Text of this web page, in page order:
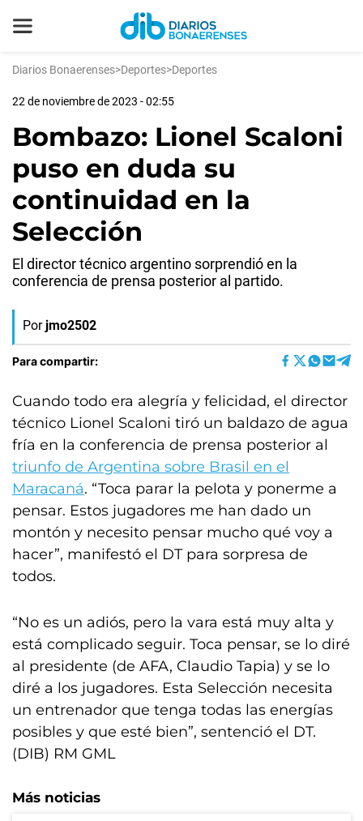
Diarios Bonaerenses>Deportes>Deportes
22 de noviembre de 2023 - 02:55
Bombazo: Lionel Scaloni
puso en duda su
continuidad en la
Selección
El director técnico argentino sorprendió en la
conferencia de prensa posterior al partido.
Por jmo2502
Para compartir:
Cuando todo era alegría y felicidad, el director
técnico Lionel Scaloni tiró un baldazo de agua
fría en la conferencia de prensa posterior al
triunfo de Argentina sobre Brasil en el
Maracaná. “Toca parar la pelota y ponerme a
pensar. Estos jugadores me han dado un
montón y necesito pensar mucho qué voy a
hacer”, manifestó el DT para sorpresa de
todos.
“No es un adiós, pero la vara está muy alta y
está complicado seguir. Toca pensar, se lo diré
al presidente (de AFA, Claudio Tapia) y se lo
diré a los jugadores. Esta Selección necesita
un entrenador que tenga todas las energías
posibles y que esté bien”, sentenció el DT.
(DIB) RM GML
Más noticias